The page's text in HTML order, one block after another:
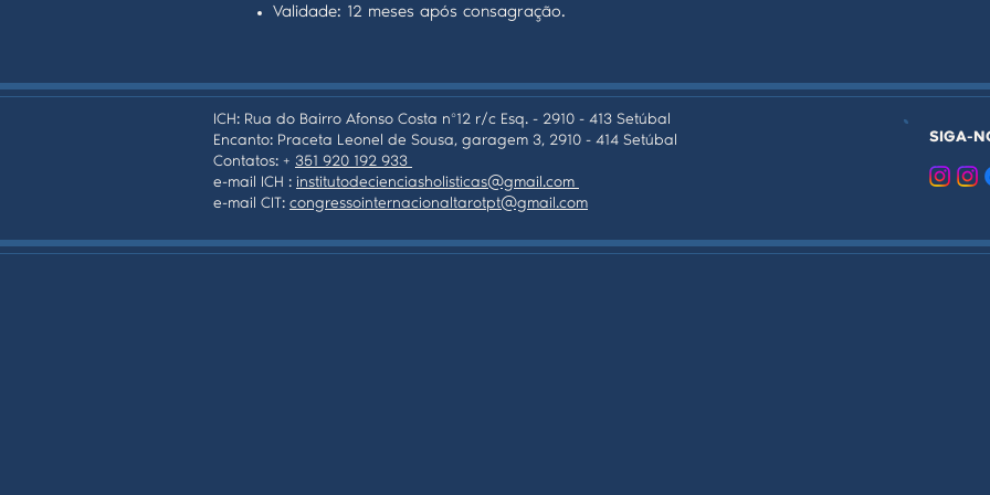
Validade: 12 meses após consagração.
ICH: Rua do Bairro Afonso Costa nº12 r/c Esq. - 2910 - 413 Setúbal
Encanto: Praceta Leonel de Sousa, garagem 3, 2910 - 414 Setúbal
Contatos: + 351 920 192 933
e-mail ICH : institutodecienciasholisticas@gmail.com
e-mail CIT: congressointernacionaltarotpt@gmail.com
SIGA-